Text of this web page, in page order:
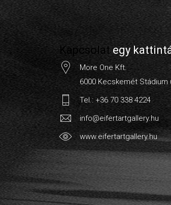
Kapcsolategy
More One Kft.
6000 Kecskemét Stádium
Tel.: +36 70 338 4224
info@eifertartgallery.hu
www.eifertartgallery.hu